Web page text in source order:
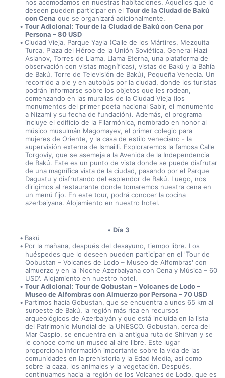
nos acomodamos en nuestras habitaciones. Aquellos que lo
deseen pueden participar en el Tour de la Ciudad de Bakú
con Cena que se organizará adicionalmente.
Tour Adicional: Tour de la Ciudad de Bakú con Cena por
Persona – 80 USD
Ciudad Vieja, Parque Yayla (Calle de los Mártires, Mezquita
Turca, Plaza del Héroe de la Unión Soviética, General Hazi
Aslanov, Torres de Llama, Llama Eterna, una plataforma de
observación con vistas magníficas), vistas de Bakú y la Bahía
de Bakú, Torre de Televisión de Bakú), Pequeña Venecia. Un
recorrido a pie y en autobús por la ciudad, donde los turistas
podrán informarse sobre los objetos que les rodean,
comenzando en las murallas de la Ciudad Vieja (los
monumentos del primer poeta nacional Sabir, el monumento
a Nizami y su fecha de fundación). Además, el programa
incluye el edificio de la Filarmónica, nombrado en honor al
músico musulmán Magomayev, el primer colegio para
mujeres de Oriente, y la casa de estilo veneciano - la
supervisión externa de Ismailli. Exploraremos la famosa Calle
Torgoviy, que se asemeja a la Avenida de la Independencia
de Bakú. Este es un punto de vista donde se puede disfrutar
de una magnífica vista de la ciudad, pasando por el Parque
Dagustu y disfrutando del esplendor de Bakú. Luego, nos
dirigimos al restaurante donde tomaremos nuestra cena en
un menú fijo. En este tour, podrá conocer la cocina
azerbaiyana. Alojamiento en nuestro hotel.
Día 3
Bakú
Por la mañana, después del desayuno, tiempo libre. Los
huéspedes que lo deseen pueden participar en el 'Tour de
Qobustan – Volcanes de Lodo – Museo de Alfombras' con
almuerzo y en la 'Noche Azerbaiyana con Cena y Música – 60
USD'. Alojamiento en nuestro hotel.
Tour Adicional: Tour de Qobustan – Volcanes de Lodo –
Museo de Alfombras con Almuerzo por Persona – 70 USD
Partimos hacia Gobustan, que se encuentra a unos 65 km al
suroeste de Bakú, la región más rica en recursos
arqueológicos de Azerbaiyán y que está incluida en la lista
del Patrimonio Mundial de la UNESCO. Gobustan, cerca del
Mar Caspio, se encuentra en la antigua ruta de Shirvan y se
le conoce como un museo al aire libre. Este lugar
proporciona información importante sobre la vida de las
comunidades en la prehistoria y la Edad Media, así como
sobre la caza, los animales y la vegetación. Después,
continuamos hacia la región de los Volcanes de Lodo, que es